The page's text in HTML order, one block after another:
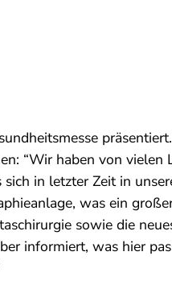
“Wir haben von vielen
in letzter Zeit in
was ein
sowie die
informiert, was hier